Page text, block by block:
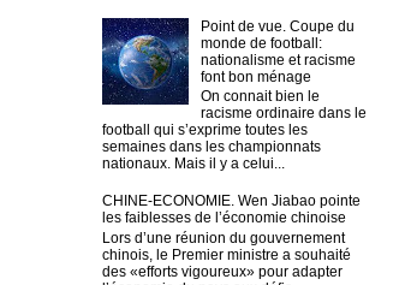
Point de vue. Coupe du
monde de football:
nationalisme et racisme
font bon ménage
On connait bien le
racisme ordinaire dans le
football qui s’exprime toutes les
semaines dans les championnats
nationaux. Mais il y a celui...
CHINE-ECONOMIE. Wen Jiabao pointe
les faiblesses de l’économie chinoise
Lors d’une réunion du gouvernement
chinois, le Premier ministre a souhaité
des «efforts vigoureux» pour adapter